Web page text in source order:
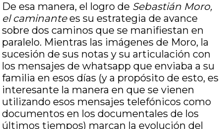
De esa manera, el logro de Sebastián Moro,
el caminantees su estrategia de avance
sobre dos caminos que se manifiestan en
paralelo. Mientras las imágenes de Moro, la
sucesión de sus notas y su articulación con
los mensajes de whatsapp que enviaba a su
familia en esos días (y a propósito de esto, es
interesante la manera en que se vienen
utilizando esos mensajes telefónicos como
documentos en los documentales de los
últimos tiempos) marcan la evolución del